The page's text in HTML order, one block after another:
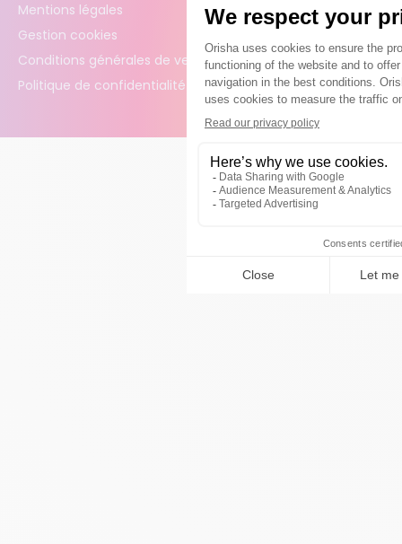
Mentions légales
Gestion cookies
Conditions générales de vente
Politique de confidentialité des données